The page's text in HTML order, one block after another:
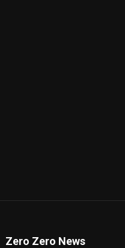
Zero Zero News